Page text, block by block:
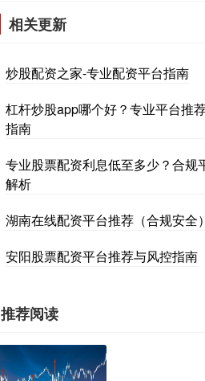
相关更新
炒股配资之家-专业配资平台指南
杠杆炒股app哪个好？专业平台推
指南
专业股票配资利息低至多少？合规
解析
湖南在线配资平台推荐（合规安全）
安阳股票配资平台推荐与风控指南
推荐阅读